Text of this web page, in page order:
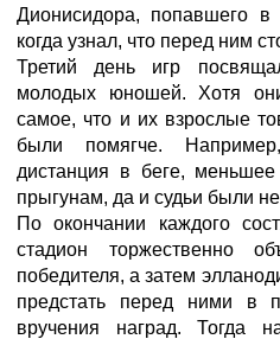
Дионисидора, попавшего
когда узнал, что перед ним
Третий день игр
молодых юношей. Хотя
самое, что и их взрослые
были помягче.
дистанция в беге, меньшее
прыгунам, да и судьи были
По окончании каждого
стадион торжественно
победителя, а затем
предстать перед ними в
вручения наград. Тогда